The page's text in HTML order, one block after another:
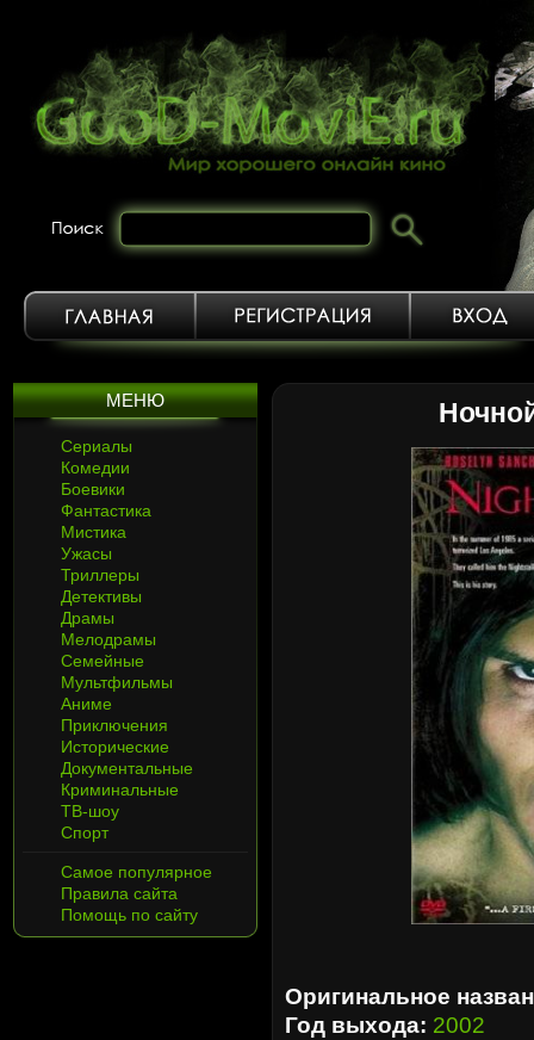
МЕНЮ
Сериалы
Комедии
Боевики
Фантастика
Мистика
Ужасы
Триллеры
Детективы
Драмы
Мелодрамы
Семейные
Мультфильмы
Аниме
Приключения
Исторические
Документальные
Криминальные
ТВ-шоу
Спорт
Самое популярное
Правила сайта
Помощь по сайту
Оригинальное
Год выхода: 2002